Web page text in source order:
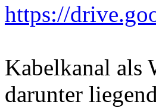
https://
Kabelkanal als
darunter